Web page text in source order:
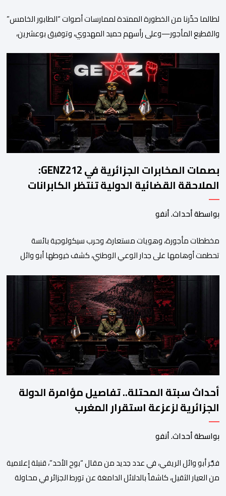
لطالما حذّرنا من الخطورة الممتدة لممارسات أصوات “الطابور الخامس”
والقطيع المأجور—وعلى رأسهم حميد المهدوي، وتوفيق بوعشرين،
أخلاقيات العمل الصحفي ومقتضيات القانون الجنائي، عبر الاستغلال
المقيت لفقر وهشاشة بعض المواطنين وتوظيف انفعالاتهم لخدمة
أجندات التهييج وضرر استقرار الوطن. وجاء بوح “أبو وائل الريفي” هذا
الأحد ليؤكد حقيقة هذه […]
بصمات المخابرات الجزائرية في GENZ212:
الملاحقة القضائية الدولية تنتظر الكابرانات
بواسطة أحداث. أنفو
مخططات مأجورة، وهويات مستعارة، وحرب سيكولوجية بائسة
تحطمت أوهامها على جدار الوعي الوطني، كشف خيوطها أبو وائل
الأجهزة الأمنية المغربية لأحدث محاولات المخابرات العسكرية الجزائرية
استهداف امن المملكة واستقرارها. أكد أبو وائل الريفي أنه: “بعد
إجهاض مخططات الجارة التي تحركت سريعا عبر عملائها […]
أحداث سبتة المحتلة.. تفاصيل مؤامرة الدولة
الجزائرية لزعزعة استقرار المغرب
بواسطة أحداث. أنفو
فجَّر أبو وائل الريفي، في عدد جديد من مقال “بوح الأحد”، قنبلة إعلامية
من العيار الثقيل، كاشفاً بالدلائل الدامغة عن تورط الجزائر في محاولة